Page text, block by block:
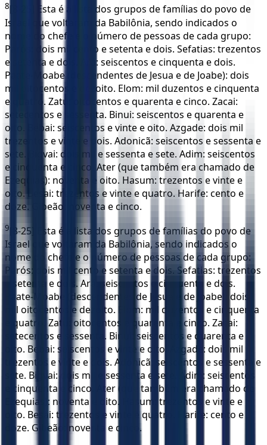
8[8-25] Esta é a lista dos grupos de famílias do povo de
Israel que voltaram da Babilônia, sendo indicados o
nome do chefe e o número de pessoas de cada grupo:
Parós: dois mil cento e setenta e dois. Sefatias: trezentos
e setenta e dois. Ará: seiscentos e cinquenta e dois.
Paate-Moabe (descendentes de Jesua e de Joabe): dois
mil oitocentos e dezoito. Elom: mil duzentos e cinquenta
e quatro. Zatu: oitocentos e quarenta e cinco. Zacai:
setecentos e sessenta. Binui: seiscentos e quarenta e
oito. Bebai: seiscentos e vinte e oito. Azgade: dois mil
trezentos e vinte e dois. Adonicã: seiscentos e sessenta e
sete. Bigvai: dois mil e sessenta e sete. Adim: seiscentos
e cinquenta e cinco. Ater (que também era chamado de
Ezequias): noventa e oito. Hasum: trezentos e vinte e
oito. Besai: trezentos e vinte e quatro. Harife: cento e
doze. Gibeão: noventa e cinco.
9
[8-25] Esta é a lista dos grupos de famílias do povo de
Israel que voltaram da Babilônia, sendo indicados o
nome do chefe e o número de pessoas de cada grupo:
Parós: dois mil cento e setenta e dois. Sefatias: trezentos
e setenta e dois. Ará: seiscentos e cinquenta e dois.
Paate-Moabe (descendentes de Jesua e de Joabe): dois
mil oitocentos e dezoito. Elom: mil duzentos e cinquenta
e quatro. Zatu: oitocentos e quarenta e cinco. Zacai:
setecentos e sessenta. Binui: seiscentos e quarenta e
oito. Bebai: seiscentos e vinte e oito. Azgade: dois mil
trezentos e vinte e dois. Adonicã: seiscentos e sessenta e
sete. Bigvai: dois mil e sessenta e sete. Adim: seiscentos
e cinquenta e cinco. Ater (que também era chamado de
Ezequias): noventa e oito. Hasum: trezentos e vinte e
oito. Besai: trezentos e vinte e quatro. Harife: cento e
doze. Gibeão: noventa e cinco.